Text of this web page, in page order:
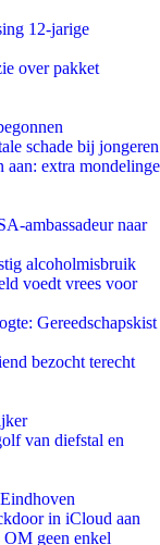
12-jarige
over pakket
schade bij jongeren
extra mondelinge
ambassadeur naar
alcoholmisbruik
voedt vrees voor
Gereedschapskist
bezocht terecht
van diefstal en
in iCloud aan
geen enkel